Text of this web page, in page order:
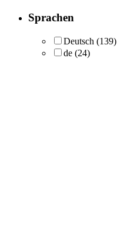
Sprachen
Deutsch (139)
de (24)